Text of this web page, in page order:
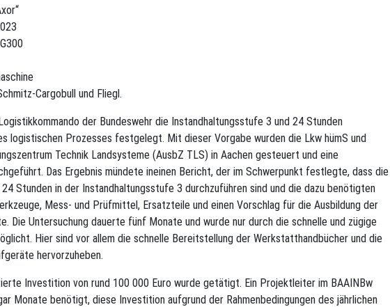
Cargobull und Fliegl.
der Bundeswehr die Instandhaltungsstufe 3 und 24 Stunden
logistischen Prozesses festgelegt. Mit dieser Vorgabe wurden die Lkw hümS und
Technik Landsysteme (AusbZ TLS) in Aachen gesteuert und eine
Das Ergebnis mündete ineinen Bericht, der im Schwerpunkt festlegte, dass die
Stunden in der Instandhaltungsstufe 3 durchzuführen sind und die dazu benötigten
Mess- und Prüfmittel, Ersatzteile und einen Vorschlag für die Ausbildung der
Die Untersuchung dauerte fünf Monate und wurde nur durch die schnelle und zügige
Hier sind vor allem die schnelle Bereitstellung der Werkstatthandbücher und die
hervorzuheben.
Investition von rund 100 000 Euro wurde getätigt. Ein Projektleiter im BAAINBw
Monate benötigt, diese Investition aufgrund der Rahmenbedingungen des jährlichen